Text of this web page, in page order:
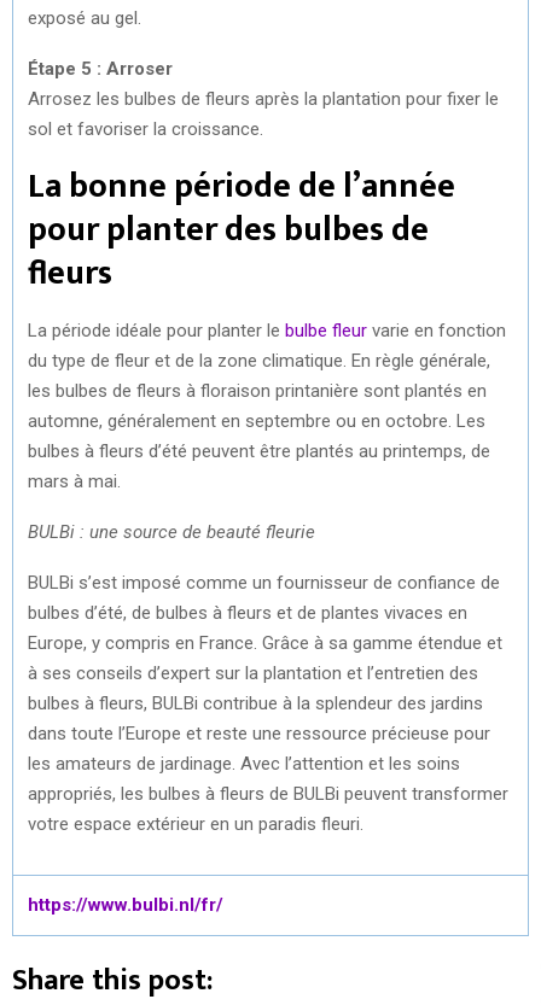
exposé au gel.
Étape 5 : Arroser
Arrosez les bulbes de fleurs après la plantation pour fixer le
sol et favoriser la croissance.
La bonne période de l’année
pour planter des bulbes de
fleurs
La période idéale pour planter le bulbe fleur varie en fonction
du type de fleur et de la zone climatique. En règle générale,
les bulbes de fleurs à floraison printanière sont plantés en
automne, généralement en septembre ou en octobre. Les
bulbes à fleurs d’été peuvent être plantés au printemps, de
mars à mai.
BULBi : une source de beauté fleurie
BULBi s’est imposé comme un fournisseur de confiance de
bulbes d’été, de bulbes à fleurs et de plantes vivaces en
Europe, y compris en France. Grâce à sa gamme étendue et
à ses conseils d’expert sur la plantation et l’entretien des
bulbes à fleurs, BULBi contribue à la splendeur des jardins
dans toute l’Europe et reste une ressource précieuse pour
les amateurs de jardinage. Avec l’attention et les soins
appropriés, les bulbes à fleurs de BULBi peuvent transformer
votre espace extérieur en un paradis fleuri.
https://www.bulbi.nl/fr/
Share this post: